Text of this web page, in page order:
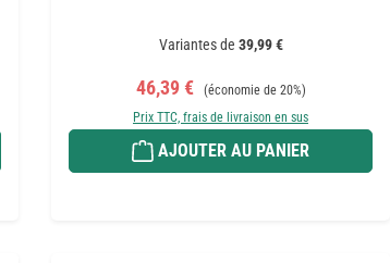
Variantes de 39,99 €
Prix de vente :
46,39 € Prix régulier :
(économie de 20%)
Prix TTC, frais de livraison en sus
AJOUTER AU PANIER